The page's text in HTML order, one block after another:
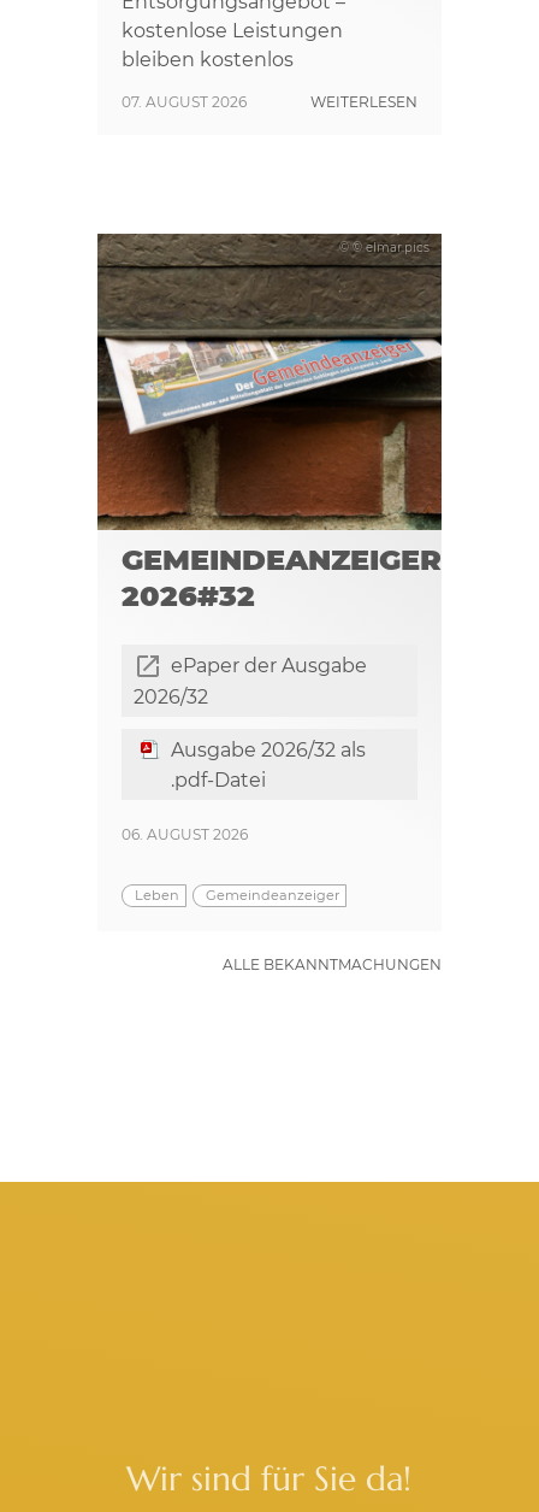
kostenlose Leistungen
bleiben kostenlos
07. AUGUST 2026 WEITERLESEN
© © elmar.pics
GEMEINDEANZEIGER
2026#32
ePaper der Ausgabe
2026/32
Ausgabe 2026/32 als
.pdf-Datei
06. AUGUST 2026
Leben Gemeindeanzeiger
ALLE BEKANNTMACHUNGEN
Wir sind für Sie da!